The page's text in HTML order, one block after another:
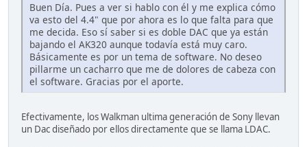
Buen Día. Pues a ver si hablo con él y me explica cómo
va esto del 4.4" que por ahora es lo que falta para que
me decida. Eso sí saber si es doble DAC que ya están
bajando el AK320 aunque todavía está muy caro.
Básicamente es por un tema de software. No deseo
pillarme un cacharro que me de dolores de cabeza con
el software. Gracias por el aporte.
Efectivamente, los Walkman ultima generación de Sony llevan
un Dac diseñado por ellos directamente que se llama LDAC.